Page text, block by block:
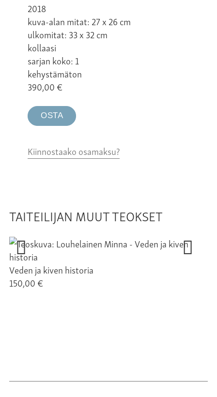
2018
kuva-alan mitat: 27 x 26 cm
ulkomitat: 33 x 32 cm
kollaasi
sarjan koko: 1
kehystämäton
390,00€
OSTA
Kiinnostaako osamaksu?
TAITEILIJAN MUUT TEOKSET
Veden ja kiven historia
150,00 €